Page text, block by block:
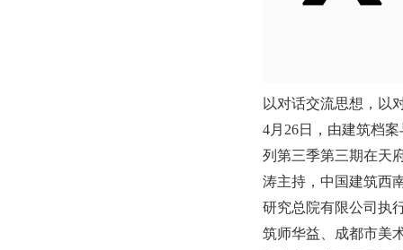
以对话交流思想，以
4月26日，由建筑档
列第三季第三期在天
涛主持，中国建筑西
研究总院有限公司执
筑师华益、成都市美